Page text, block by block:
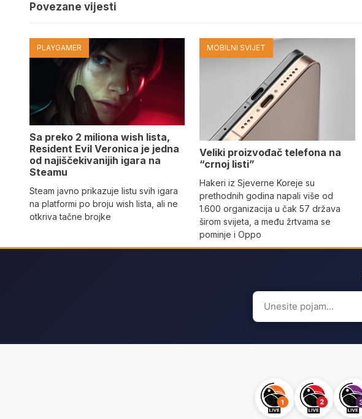
Povezane vijesti
PLAYGAMER
Sa preko 2 miliona wish lista,
Resident Evil Veronica je jedna
od najiščekivanijih igara na
Steamu
Steam javno prikazuje listu svih igara
na platformi po broju wish lista, ali ne
otkriva tačne brojke
MOBILNI SVIJET
Veliki proizvođač telefona na
“crnoj listi”
Hakeri iz Sjeverne Koreje su
prethodnih godina napali više od
1.600 organizacija u čak 57 država
širom svijeta, a među žrtvama se
pominje i Oppo
Search
for: